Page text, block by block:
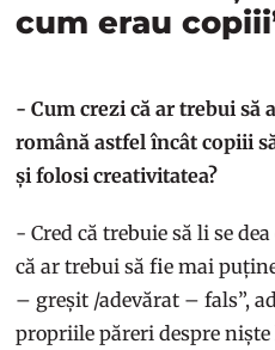
cum erau
- Cum crezi că ar trebui să
română astfel încât copiii
și folosi creativitatea?
- Cred că trebuie să li se
că ar trebui să fie mai
– greșit /adevărat – fals”,
propriile păreri despre